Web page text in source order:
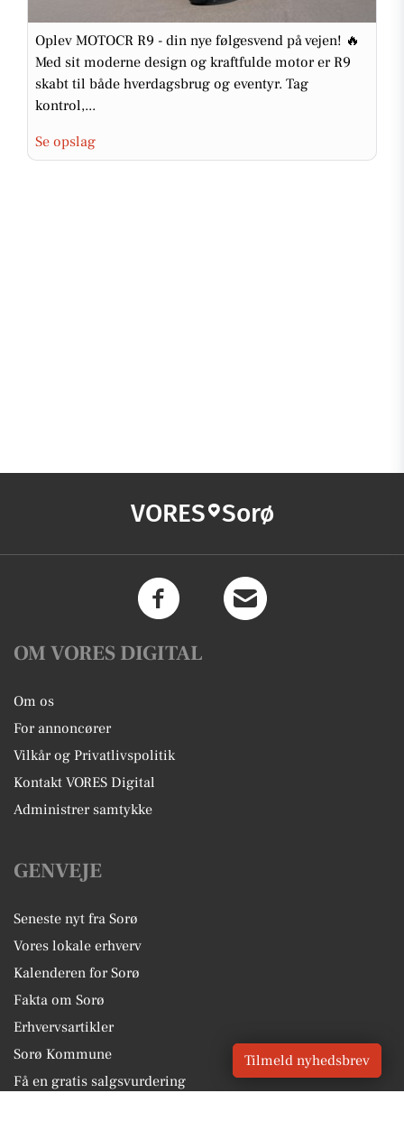
Oplev MOTOCR R9 - din nye følgesvend på vejen! 🔥
Med sit moderne design og kraftfulde motor er R9
skabt til både hverdagsbrug og eventyr. Tag
kontrol,...
Se opslag
VORES Sorø
OM VORES DIGITAL
Om os
For annoncører
Vilkår og Privatlivspolitik
Kontakt VORES Digital
Administrer samtykke
GENVEJE
Seneste nyt fra Sorø
Vores lokale erhverv
Kalenderen for Sorø
Fakta om Sorø
Erhvervsartikler
Sorø Kommune
Få en gratis salgsvurdering
Tilmeld nyhedsbrev